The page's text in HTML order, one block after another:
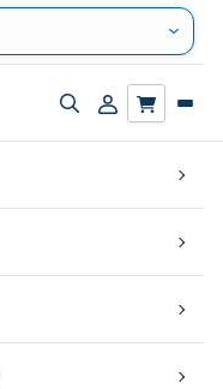
Zapnout/vypnout
Přihlásit/